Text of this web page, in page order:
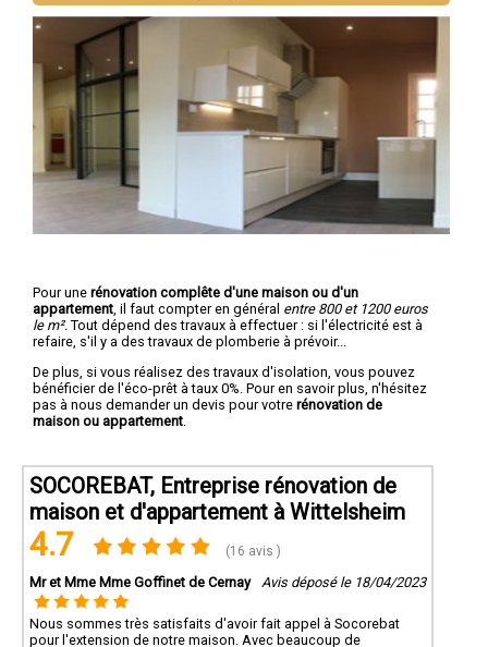
Pour une rénovation complête d'une maison ou d'un
appartement , il faut compter en général entre 800 et 1200 euros
le m². Tout dépend des travaux à effectuer : si l'électricité est à
refaire, s'il y a des travaux de plomberie à prévoir...
De plus, si vous réalisez des travaux d'isolation, vous pouvez
bénéficier de l'éco-prêt à taux 0%. Pour en savoir plus, n'hésitez
pas à nous demander un devis pour votre rénovation de
maison ou appartement
SOCOREBAT, Entreprise rénovation de
maison et d'appartement à Wittelsheim
4.7 (16 avis )
Mr et Mme Mme Goffinet de Cernay Avis déposé le 18/04/2023
Nous sommes très satisfaits d'avoir fait appel à Socorebat
pour l'extension de notre maison. Avec beaucoup de